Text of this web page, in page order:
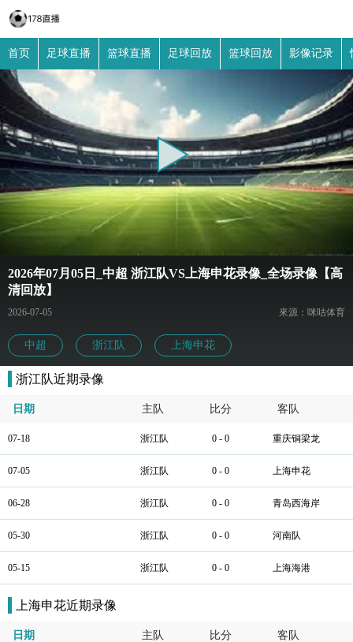
首页 足球直播 篮球直播 足球回放 篮球回放 影像记录
2026年07月05日_中超 浙江队VS上海申花录像_全场录像【高
清回放】
2026-07-05 來源：咪咕体育
中超 浙江队 上海申花
浙江队近期录像
日期 主队 比分 客队
07-18 浙江队 0 - 0 重庆铜梁龙
07-05 浙江队 0 - 0 上海申花
06-28 浙江队 0 - 0 青岛西海岸
05-30 浙江队 0 - 0 河南队
05-15 浙江队 0 - 0 上海海港
上海申花近期录像
日期 主队 比分 客队